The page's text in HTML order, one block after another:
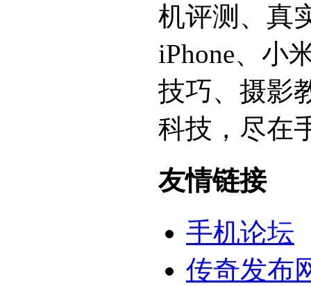
机评测、真
iPhone、小
技巧、摄影
科技，尽在
友情链接
手机论坛
传奇发布